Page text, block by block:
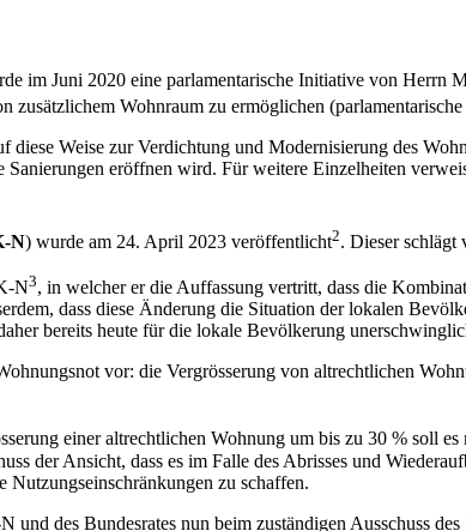
im Juni 2020 eine parlamentarische Initiative von Herrn
Wohnraum zu ermöglichen
diese Weise zur Verdichtung und Modernisierung des
eröffnen wird. Für weitere Einzelheiten
N) wurde am 24. April 2023 veröffentlicht2. Dieser schlägt
N3, in welcher er die Auffassung vertritt, dass die
dass diese Änderung die Situation der lokalen
bereits heute für die lokale Bevölkerung
vor: die Vergrösserung von altrechtlichen
einer altrechtlichen Wohnung um bis zu 30 % soll
der Ansicht, dass es im Falle des Abrisses und
Nutzungseinschränkungen zu schaffen.
des Bundesrates nun beim zuständigen Ausschuss des